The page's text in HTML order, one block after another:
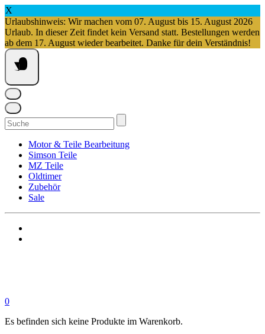
X
Urlaubshinweis: Wir machen vom 07. August bis 15. August 2026
Urlaub. In dieser Zeit findet kein Versand statt. Bestellungen werden
ab dem 17. August wieder bearbeitet. Danke für dein Verständnis!
Springe
zum
Inhalt
Suchen
nach:
Motor & Teile Bearbeitung
Simson Teile
MZ Teile
Oldtimer
Zubehör
Sale
0
Es befinden sich keine Produkte im Warenkorb.